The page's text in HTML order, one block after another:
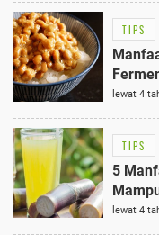
TIPS
lewat 4
TIPS
5
lewat 4